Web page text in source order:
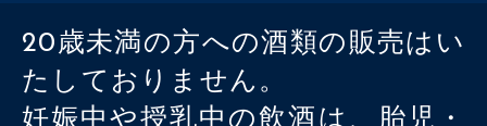
20歳未満の方への酒類の販売はい
たしておりません。
妊娠中や授乳中の飲酒は、胎児・